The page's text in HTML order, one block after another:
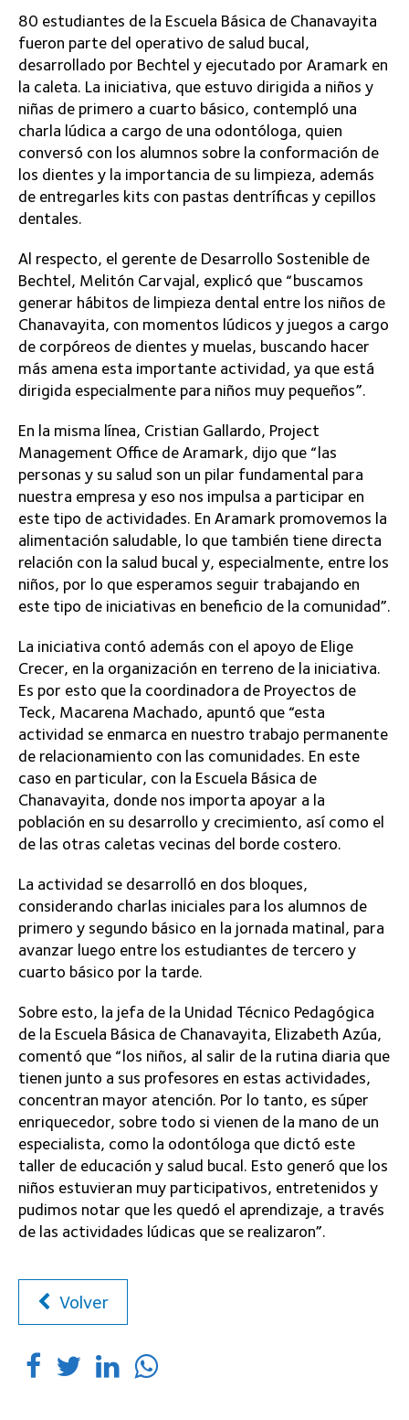
80 estudiantes de la Escuela Básica de Chanavayita
fueron parte del operativo de salud bucal,
desarrollado por Bechtel y ejecutado por Aramark en
la caleta. La iniciativa, que estuvo dirigida a niños y
niñas de primero a cuarto básico, contempló una
charla lúdica a cargo de una odontóloga, quien
conversó con los alumnos sobre la conformación de
los dientes y la importancia de su limpieza, además
de entregarles kits con pastas dentríficas y cepillos
dentales.
Al respecto, el gerente de Desarrollo Sostenible de
Bechtel, Melitón Carvajal, explicó que “buscamos
generar hábitos de limpieza dental entre los niños de
Chanavayita, con momentos lúdicos y juegos a cargo
de corpóreos de dientes y muelas, buscando hacer
más amena esta importante actividad, ya que está
dirigida especialmente para niños muy pequeños”.
En la misma línea, Cristian Gallardo, Project
Management Office de Aramark, dijo que “las
personas y su salud son un pilar fundamental para
nuestra empresa y eso nos impulsa a participar en
este tipo de actividades. En Aramark promovemos la
alimentación saludable, lo que también tiene directa
relación con la salud bucal y, especialmente, entre los
niños, por lo que esperamos seguir trabajando en
este tipo de iniciativas en beneficio de la comunidad”.
La iniciativa contó además con el apoyo de Elige
Crecer, en la organización en terreno de la iniciativa.
Es por esto que la coordinadora de Proyectos de
Teck, Macarena Machado, apuntó que “esta
actividad se enmarca en nuestro trabajo permanente
de relacionamiento con las comunidades. En este
caso en particular, con la Escuela Básica de
Chanavayita, donde nos importa apoyar a la
población en su desarrollo y crecimiento, así como el
de las otras caletas vecinas del borde costero.
La actividad se desarrolló en dos bloques,
considerando charlas iniciales para los alumnos de
primero y segundo básico en la jornada matinal, para
avanzar luego entre los estudiantes de tercero y
cuarto básico por la tarde.
Sobre esto, la jefa de la Unidad Técnico Pedagógica
de la Escuela Básica de Chanavayita, Elizabeth Azúa,
comentó que “los niños, al salir de la rutina diaria que
tienen junto a sus profesores en estas actividades,
concentran mayor atención. Por lo tanto, es súper
enriquecedor, sobre todo si vienen de la mano de un
especialista, como la odontóloga que dictó este
taller de educación y salud bucal. Esto generó que los
niños estuvieran muy participativos, entretenidos y
pudimos notar que les quedó el aprendizaje, a través
de las actividades lúdicas que se realizaron”.
Volver